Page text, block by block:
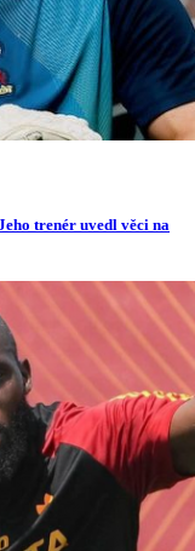
trenér uvedl věci na